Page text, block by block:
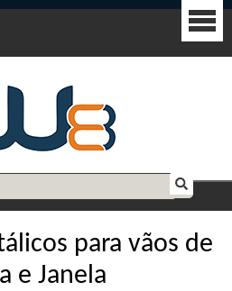
para vãos de
e Janela